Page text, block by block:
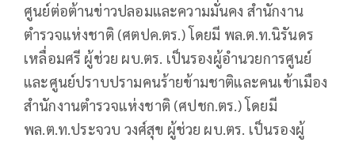
ศูนย์ต่อต้านข่าวปลอมและความมั่นคง สำนักงาน
ตำรวจแห่งชาติ (ศตปค.ตร.) โดยมี พล.ต.ท.นิรันดร
เหลื่อมศรี ผู้ช่วย ผบ.ตร. เป็นรองผู้อำนวยการศูนย์
และศูนย์ปราบปรามคนร้ายข้ามชาติและคนเข้าเมือง
สำนักงานตำรวจแห่งชาติ (ศปชก.ตร.) โดยมี
พล.ต.ท.ประจวบ วงศ์สุข ผู้ช่วย ผบ.ตร. เป็นรองผู้